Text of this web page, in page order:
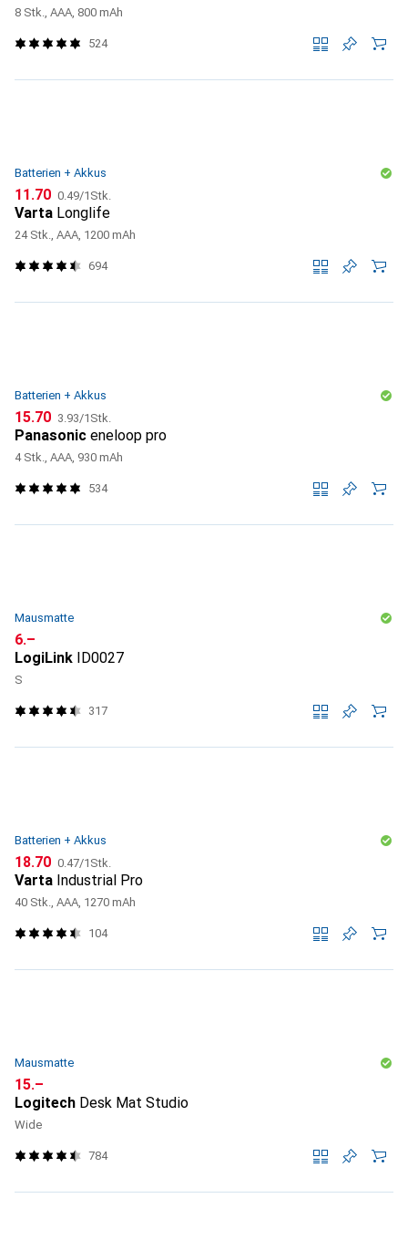
8 Stk., AAA, 800 mAh
524
Batterien + Akkus
CHF
11.70 CHF
0.49/1Stk.
Varta Longlife
24 Stk., AAA, 1200 mAh
694
Batterien + Akkus
CHF
15.70 CHF
3.93/1Stk.
Panasonic eneloop pro
4 Stk., AAA, 930 mAh
534
Mausmatte
CHF
6.–
LogiLink ID0027
S
317
Batterien + Akkus
CHF
18.70 CHF
0.47/1Stk.
Varta Industrial Pro
40 Stk., AAA, 1270 mAh
104
Mausmatte
CHF
15.–
Logitech Desk Mat Studio
Wide
784